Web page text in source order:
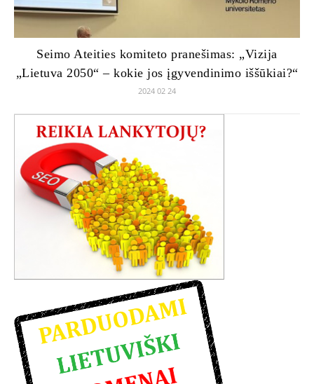
Seimo Ateities komiteto pranešimas: „Vizija
„Lietuva 2050“ – kokie jos įgyvendinimo iššūkiai?“
2024 02 24